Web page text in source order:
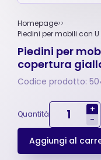
Homepage
Piedini per mobili con
Piedini per
copertura
Codice prodotto:
Quantità
+
-
Aggiungi al